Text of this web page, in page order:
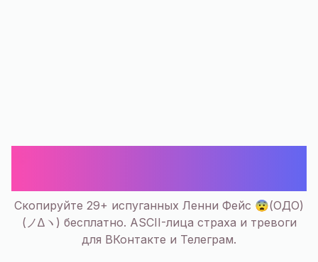
Скопируйте 29+ испуганных Ленни Фейс 😨(OДO)
(ノ∆ヽ) бесплатно. ASCII-лица страха и тревоги
для ВКонтакте и Телеграм.